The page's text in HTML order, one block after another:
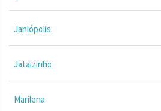
Janiópolis
Jataizinho
Marilena